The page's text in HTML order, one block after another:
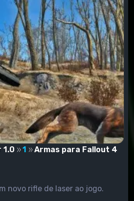
1.0 1
Armas para Fallout 4
novo rifle de laser ao jogo.